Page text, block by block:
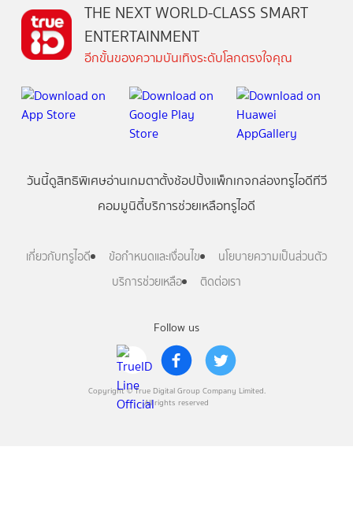
Follow us
Copyright © True Digital Group Company Limited.
All rights reserved
THE NEXT WORLD-CLASS SMART
ENTERTAINMENT
อีกขั้นของความบันเทิงระดับโลกตรงใจคุณ
วันนี้ดูสิทธิพิเศษอ่านเกมตาตั้งช้อปปิ้งแพ็กเกจกล่องทรูไอดีทีวี
คอมมูนิตี้บริการช่วยเหลือทรูไอดี
เกี่ยวกับทรูไอดี ข้อกำหนดและเงื่อนไข
นโยบายความเป็นส่วนตัว
บริการช่วยเหลือ
ติดต่อเรา